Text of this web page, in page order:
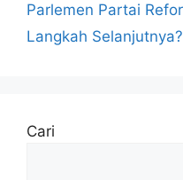
Parlemen Partai
Langkah Selanjutnya?
Cari